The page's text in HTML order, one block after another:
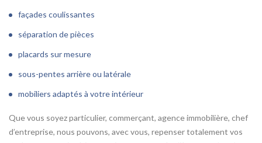
façades coulissantes
séparation de pièces
placards sur mesure
sous-pentes arrière ou latérale
mobiliers adaptés à votre intérieur
Que vous soyez particulier, commerçant, agence immobilière, chef
d’entreprise, nous pouvons, avec vous, repenser totalement vos